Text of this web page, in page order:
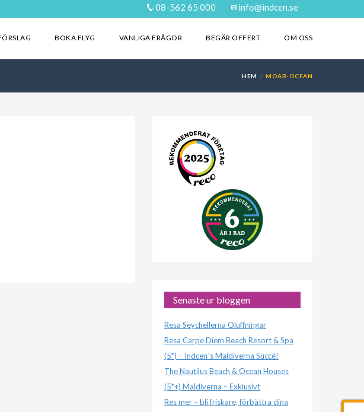
08-562 65 000 info@indcen.se
BOKA FLYG VANLIGA FRÅGOR BEGÄR OFFERT OM OSS
HEM MOAB-OCEAN
Senaste ur bloggen
Resa Seychellerna Öluffningar
Resa Carpe Diem Beach Resort & Spa
(5*) – Indcen´s Maldiverna Succé!
The Nautilus Beach & Ocean Houses
(5*+) Maldiverna – Exklusivt
Res mer – bli friskare, förbättra dina